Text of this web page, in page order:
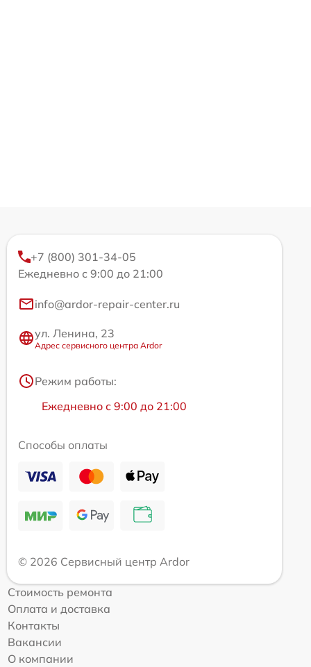
+7 (800) 301-34-05
Ежедневно с 9:00 до 21:00
info@ardor-repair-center.ru
ул. Ленина, 23
Адрес сервисного центра Ardor
Режим работы:
Ежедневно с 9:00 до 21:00
Способы оплаты
© 2026 Сервисный центр Ardor
Стоимость ремонта
Оплата и доставка
Контакты
Вакансии
О компании